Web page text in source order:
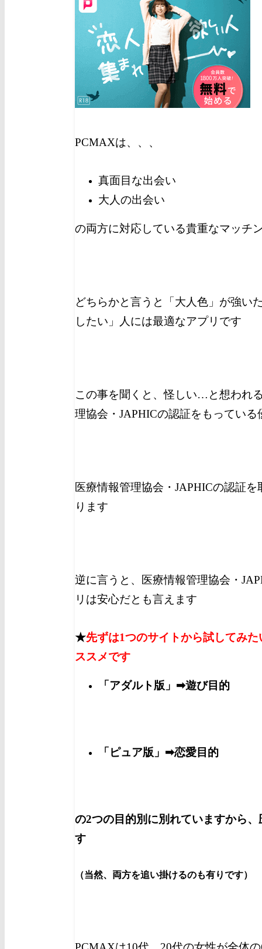
PCMAXは、、、
真面目な出会い
大人の出会い
の両方に対応している貴重なマッチ
どちらかと言うと「大人色」が強い
したい」人には最適なアプリです
この事を聞くと、怪しい…と想われ
理協会・JAPHICの認証をもっている
医療情報管理協会・JAPHICの認証
ります
逆に言うと、医療情報管理協会・
リは安心だとも言えます
★先ずは1つのサイトから試してみ
ススメです
「アダルト版」➡遊び目的
「ピュア版」➡恋愛目的
の2つの目的別に別れていますから
す
（当然、両方を追い掛けるのも有りです）